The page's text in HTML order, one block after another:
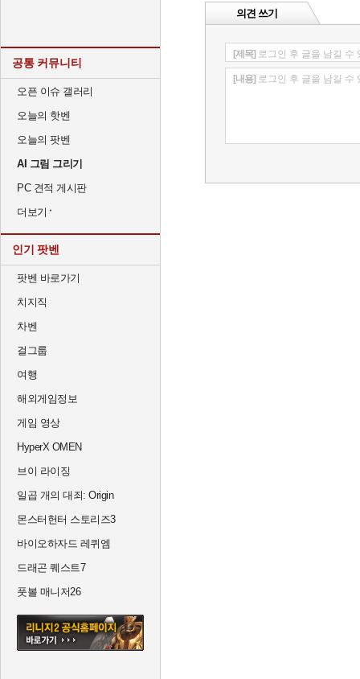
공통 커뮤니티
오픈 이슈 갤러리
오늘의 핫벤
오늘의 팟벤
AI 그림 그리기
PC 견적 게시판
더보기
인기 팟벤
팟벤 바로가기
치지직
차벤
걸그룹
여행
해외게임정보
게임 영상
HyperX OMEN
브이 라이징
일곱 개의 대죄: Origin
몬스터헌터 스토리즈3
바이오하자드 레퀴엠
드래곤 퀘스트7
풋볼 매니저26
의견 쓰기
[제목] 로그인 후 글을 남길 수
[내용] 로그인 후 글을 남길 수